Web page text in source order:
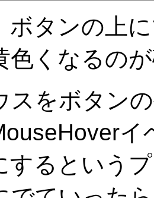
ボタンの上
色くなるの
スをボタン
するという